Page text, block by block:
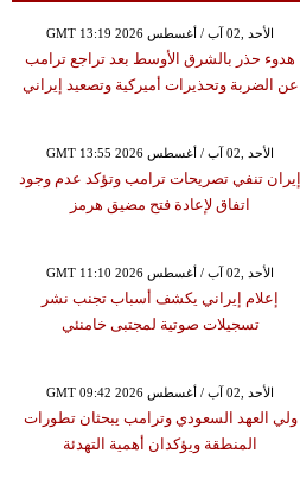
GMT 13:19 2026 الأحد ,02 آب / أغسطس
هدوء حذر بالشرق الأوسط بعد تراجع ترامب
عن الضربة وتحذيرات أميركية وتصعيد إيراني
GMT 13:55 2026 الأحد ,02 آب / أغسطس
إيران تنفي تصريحات ترامب وتؤكد عدم وجود
اتفاق لإعادة فتح مضيق هرمز
GMT 11:10 2026 الأحد ,02 آب / أغسطس
إعلام إيراني يكشف أسباب تجنب نشر
تسجيلات صوتية لمجتبى خامنئي
GMT 09:42 2026 الأحد ,02 آب / أغسطس
ولي العهد السعودي وترامب يبحثان تطورات
المنطقة ويؤكدان أهمية التهدئة